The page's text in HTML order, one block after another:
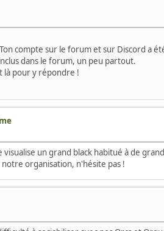
compte sur le forum et sur Discord a
dans le forum, un peu partout.
là pour y répondre !
un grand black habitué à de
organisation, n'hésite pas !